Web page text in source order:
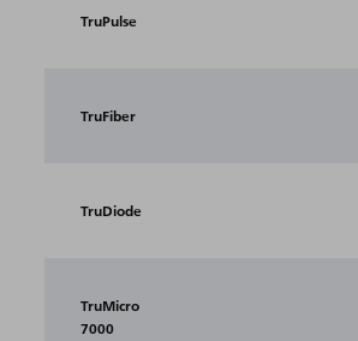
TruPulse
TruFiber
TruDiode
TruMicro
7000